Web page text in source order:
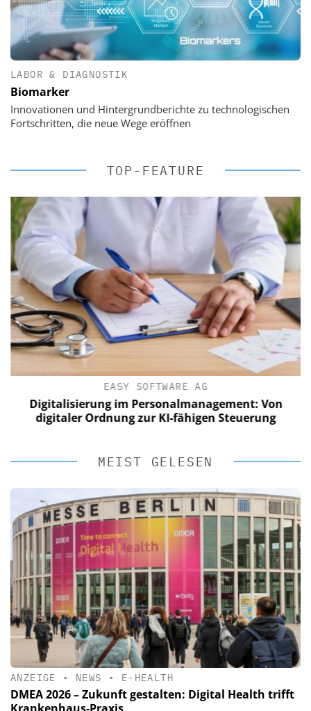
LABOR & DIAGNOSTIK
Biomarker
Innovationen und Hintergrundberichte zu technologischen
Fortschritten, die neue Wege eröffnen
TOP-FEATURE
EASY SOFTWARE AG
Digitalisierung im Personalmanagement: Von
digitaler Ordnung zur KI-fähigen Steuerung
MEIST GELESEN
ANZEIGE • NEWS • E-HEALTH
DMEA 2026 – Zukunft gestalten: Digital Health trifft